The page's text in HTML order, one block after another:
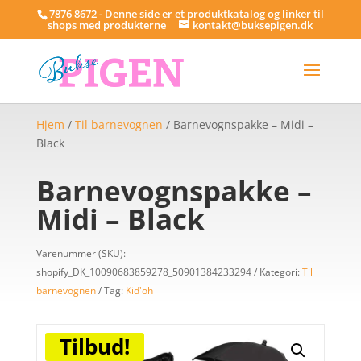
7876 8672 - Denne side er et produktkatalog og linker til
shops med produkterne kontakt@buksepigen.dk
Hjem / Til barnevognen / Barnevognspakke – Midi –
Black
Barnevognspakke –
Midi – Black
Varenummer (SKU):
shopify_DK_10090683859278_50901384233294
Kategori:Til
barnevognen
Tag: Kid'oh
Tilbud!